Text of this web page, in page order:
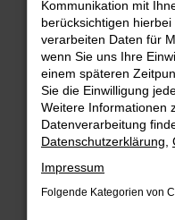
Fehler:
Beim Laden ist ein
Hier sind ein paar
Überprüfe deine
Laden andere
Suchmaschine?
Prüfe deine
Kommunikation mit
berücksichtigen
verarbeiten Daten für
wenn Sie uns Ihre
einem späteren
Sie die Einwilligung
Weitere Informationen
Datenverarbeitung
Datenschutzerklärung
Impressum
Folgende Kategorien von